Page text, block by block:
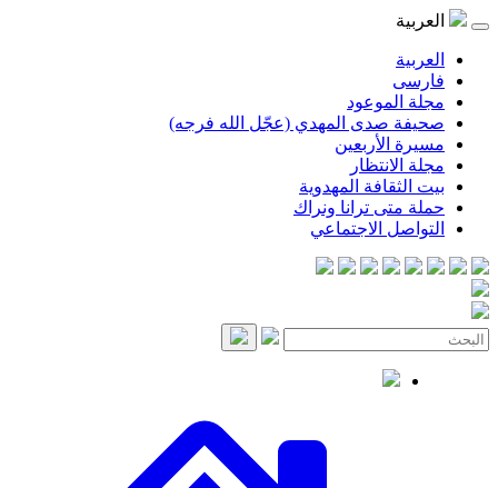
المهدي (عجّل الله فرجه)
المهدوية
ترانا ونراك
الاجتماعي